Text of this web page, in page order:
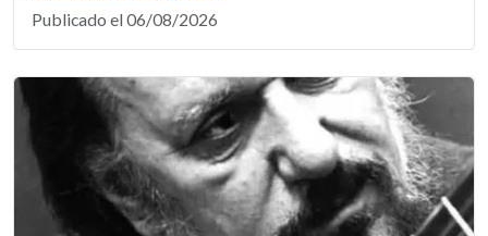
Publicado el 06/08/2026